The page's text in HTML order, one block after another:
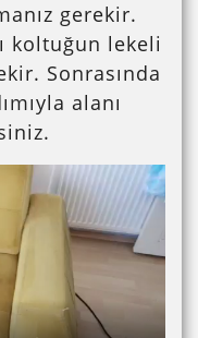
gerekir.
koltuğun lekeli
Sonrasında
alanı